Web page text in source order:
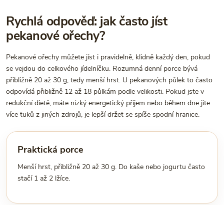
Rychlá odpověď: jak často jíst
pekanové ořechy?
Pekanové ořechy můžete jíst i pravidelně, klidně každý den, pokud
se vejdou do celkového jídelníčku. Rozumná denní porce bývá
přibližně 20 až 30 g, tedy menší hrst. U pekanových půlek to často
odpovídá přibližně 12 až 18 půlkám podle velikosti. Pokud jste v
redukční dietě, máte nízký energetický příjem nebo během dne jíte
více tuků z jiných zdrojů, je lepší držet se spíše spodní hranice.
Praktická porce
Menší hrst, přibližně 20 až 30 g. Do kaše nebo jogurtu často
stačí 1 až 2 lžíce.